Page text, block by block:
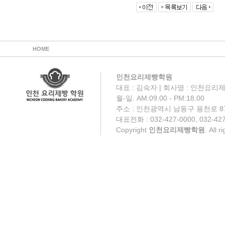
HOME
인천요리제빵학원
대표 : 김숙자 | 회사명 : 인천요리
월-일. AM:09.00 - PM:18.00
주소 : 인천광역시 남동구 용천로
대표전화 : 032-427-0000, 032-
Copyright 인천요리제빵학원 . All